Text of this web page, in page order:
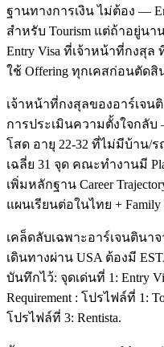
ฐานทางการเงิน ไม่ต้อง —
สำหรับ Tourism แต่ถ้าอยู่นา
Entry Visa ที่เจ้าหน้าที่กงสุล
ใช้ Offering ทุกเคสก่อนตัดสิ
เจ้าหน้าที่กงสุลของอาร์เจน
การประเมินความตั้งใจกลับ
โสด อายุ 22-32 ที่ไม่มีบ้าน/
เฉลี่ย 31 จุด คณะทำงานมี
เพิ่มหลักฐาน Career
แผนเรียนต่อในไทย + Family
เคล็ดลับเฉพาะอาร์เจนตินา
เดินทางผ่าน USA ต้องมี
บันทึกไว้: จุดเด่นที่ 1: Entry
Requirement : โปรไฟล์ที่ 1:
โปรไฟล์ที่ 3: Rentista.